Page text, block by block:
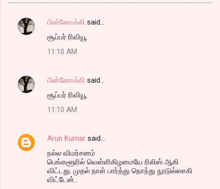
C
e
பின்னோக்கி said…
சூப்பர் ரிவியூ
11:10 AM
பின்னோக்கி said…
சூப்பர் ரிவியூ
11:10 AM
Arun Kumar said…
நல்ல விமர்சனம்
பெங்களூரில் வெள்ளிகிழமையே ரிலிஸ் ஆகி
விட்டது. முதல் நாள் பார்த்து நொந்து நூடுல்ஸாகி
விட்டேன்..